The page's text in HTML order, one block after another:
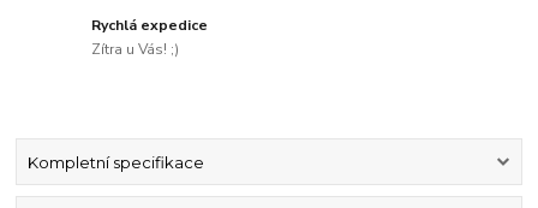
Rychlá expedice
Zítra u Vás! ;)
Kompletní specifikace